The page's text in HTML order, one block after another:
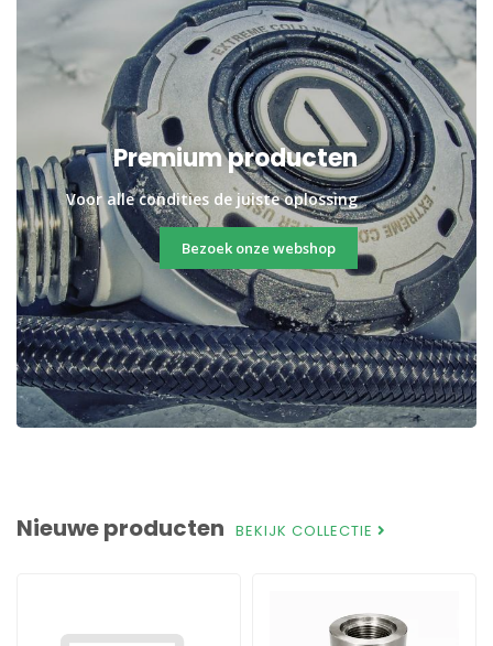
Premium producten
Voor alle condities de juiste oplossing
Bezoek onze webshop
Nieuwe producten BEKIJK COLLECTIE